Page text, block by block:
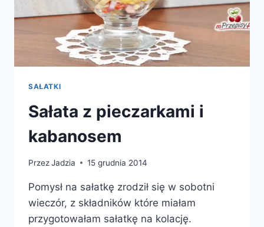
SAŁATKI
Sałata z pieczarkami i
kabanosem
PrzezJadzia 15 grudnia 2014
Pomysł na sałatkę zrodził się w sobotni
wieczór, z składników które miałam
przygotowałam sałatkę na kolację.